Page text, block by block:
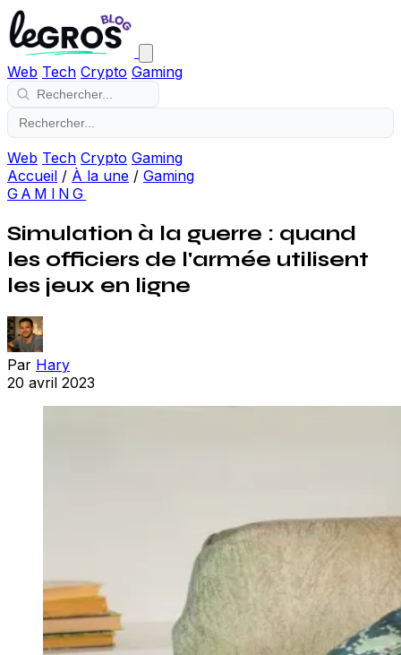
Web Tech Crypto Gaming
Web Tech Crypto Gaming
Accueil / À la une / Gaming
GAMING
Simulation à la guerre : quand
les officiers de l'armée utilisent
les jeux en ligne
Par Hary
20 avril 2023